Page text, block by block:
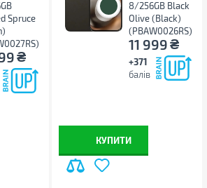
Spruce
₴
8/256GB Black
Olive (Black)
(PBAW0026RS)
11 999₴
+371
балів
КУПИТИ